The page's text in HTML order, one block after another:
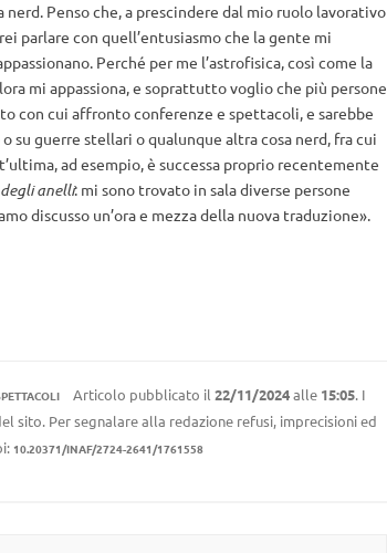
Penso che, a prescindere dal mio ruolo lavorativo
parlare con quell’entusiasmo che la gente mi
Perché per me l’astrofisica, così come la
mi appassiona, e soprattutto voglio che più persone
con cui affronto conferenze e spettacoli, e sarebbe
guerre stellari o qualunque altra cosa nerd, fra cui
ad esempio, è successa proprio recentemente
anelli: mi sono trovato in sala diverse persone
discusso un’ora e mezza della nuova traduzione».
Articolo pubblicato il 22/11/2024alle 15:05. I
sito. Per segnalare alla redazione refusi, imprecisioni ed
10.20371/INAF/2724-2641/1761558